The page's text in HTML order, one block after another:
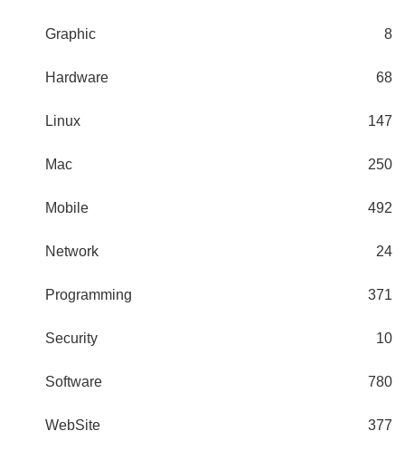
Graphic 8
Hardware 68
Linux 147
Mac 250
Mobile 492
Network 24
Programming 371
Security 10
Software 780
WebSite 377